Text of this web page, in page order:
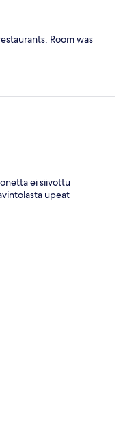
Room was
ei siivottu
upeat